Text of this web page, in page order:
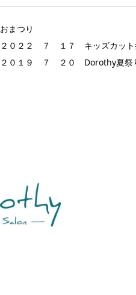
おまつり
２０２２ ７ １７ キッズカット
２０１９ ７ ２０ Dorothy夏祭